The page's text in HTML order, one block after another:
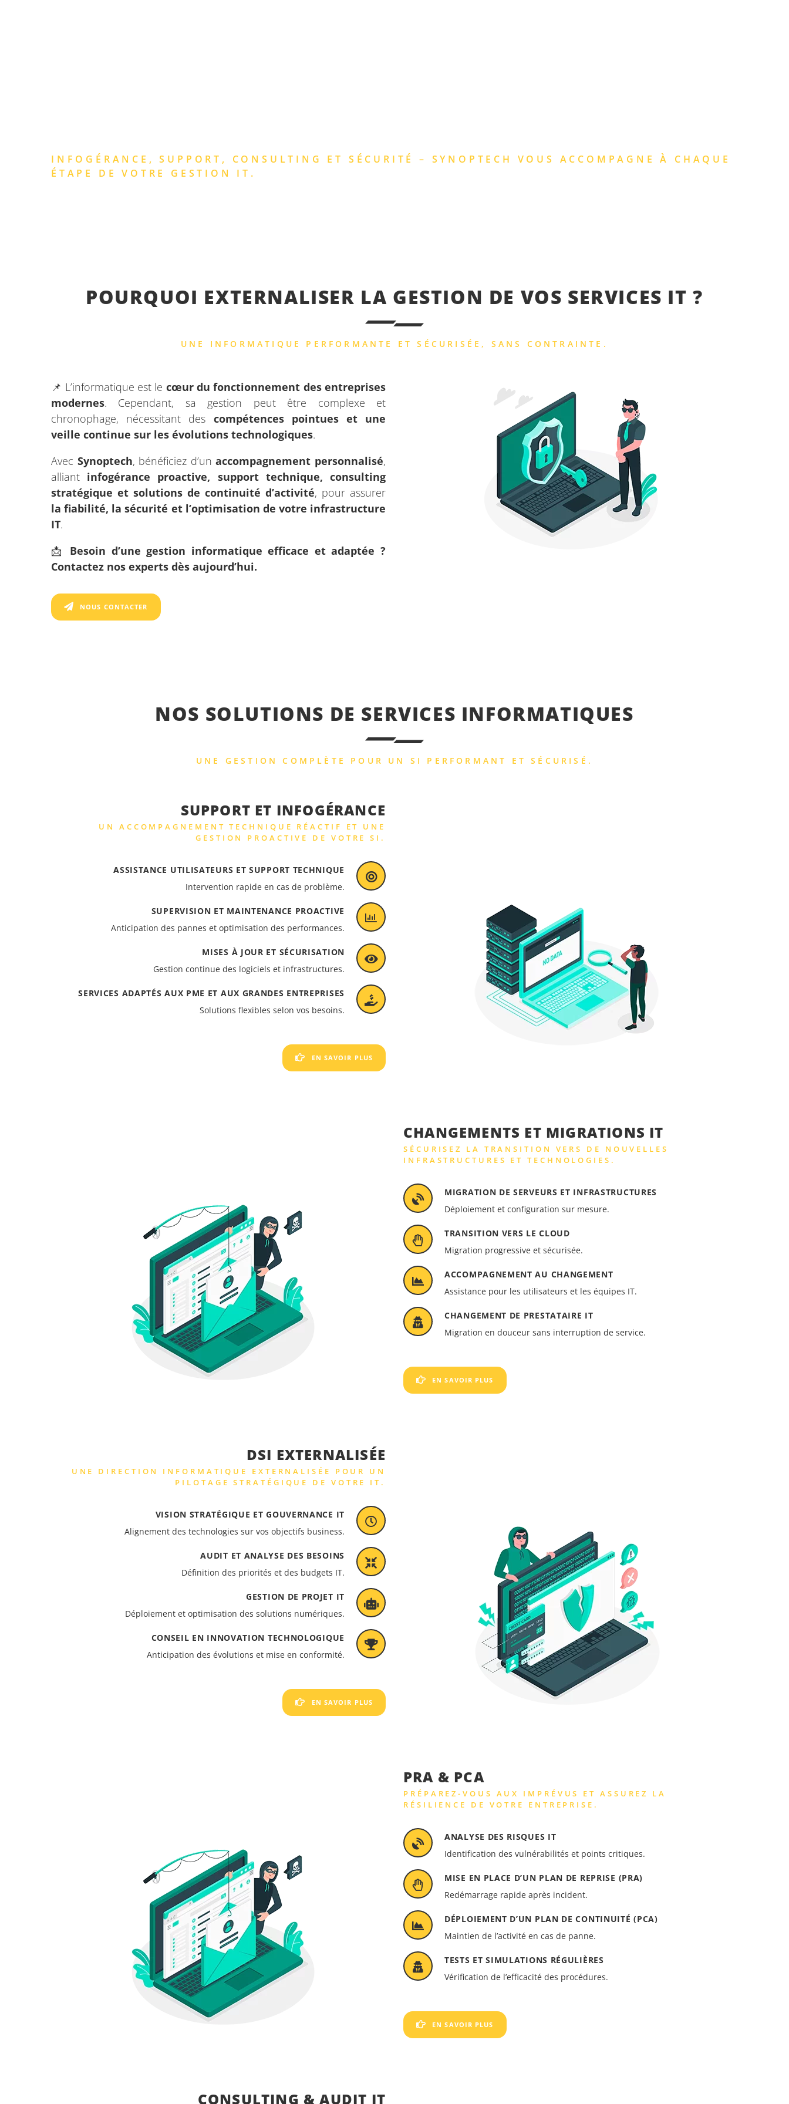
INFOGÉRANCE, SUPPORT, CONSULTING ET SÉCURITÉ – SYNOPTECH VOUS ACCOMPAGNE À CHAQUE
ÉTAPE DE VOTRE GESTION IT.
POURQUOI EXTERNALISER LA GESTION DE VOS SERVICES IT ?
UNE INFORMATIQUE PERFORMANTE ET SÉCURISÉE, SANS CONTRAINTE.
📌 L’informatique est le cœur du fonctionnement des entreprises
modernes. Cependant, sa gestion peut être complexe et
chronophage, nécessitant des compétences pointues et une
veille continue sur les évolutions technologiques.
Avec Synoptech, bénéficiez d’unaccompagnement personnalisé,
alliant infogérance proactive, support technique, consulting
stratégique et solutions de continuité d’activité, pour assurer
la fiabilité, la sécurité et l’optimisation de votre infrastructure
IT.
📩 Besoin d’une gestion informatique efficace et adaptée ?
Contactez nos experts dès aujourd’hui.
NOUS CONTACTER
NOS SOLUTIONS DE SERVICES INFORMATIQUES
UNE GESTION COMPLÈTE POUR UN SI PERFORMANT ET SÉCURISÉ.
SUPPORT ET INFOGÉRANCE
UN ACCOMPAGNEMENT TECHNIQUE RÉACTIF ET UNE
GESTION PROACTIVE DE VOTRE SI.
ASSISTANCE UTILISATEURS ET SUPPORT TECHNIQUE
Intervention rapide en cas de problème.
SUPERVISION ET MAINTENANCE PROACTIVE
Anticipation des pannes et optimisation des performances.
MISES À JOUR ET SÉCURISATION
Gestion continue des logiciels et infrastructures.
SERVICES ADAPTÉS AUX PME ET AUX GRANDES ENTREPRISES
Solutions flexibles selon vos besoins.
EN SAVOIR PLUS
CHANGEMENTS ET MIGRATIONS IT
SÉCURISEZ LA TRANSITION VERS DE NOUVELLES
INFRASTRUCTURES ET TECHNOLOGIES.
MIGRATION DE SERVEURS ET INFRASTRUCTURES
Déploiement et configuration sur mesure.
TRANSITION VERS LE CLOUD
Migration progressive et sécurisée.
ACCOMPAGNEMENT AU CHANGEMENT
Assistance pour les utilisateurs et les équipes IT.
CHANGEMENT DE PRESTATAIRE IT
Migration en douceur sans interruption de service.
EN SAVOIR PLUS
DSI EXTERNALISÉE
UNE DIRECTION INFORMATIQUE EXTERNALISÉE POUR UN
PILOTAGE STRATÉGIQUE DE VOTRE IT.
VISION STRATÉGIQUE ET GOUVERNANCE IT
Alignement des technologies sur vos objectifs business.
AUDIT ET ANALYSE DES BESOINS
Définition des priorités et des budgets IT.
GESTION DE PROJET IT
Déploiement et optimisation des solutions numériques.
CONSEIL EN INNOVATION TECHNOLOGIQUE
Anticipation des évolutions et mise en conformité.
EN SAVOIR PLUS
PRA & PCA
PRÉPAREZ-VOUS AUX IMPRÉVUS ET ASSUREZ LA
RÉSILIENCE DE VOTRE ENTREPRISE.
ANALYSE DES RISQUES IT
Identification des vulnérabilités et points critiques.
MISE EN PLACE D’UN PLAN DE REPRISE (PRA)
Redémarrage rapide après incident.
DÉPLOIEMENT D’UN PLAN DE CONTINUITÉ (PCA)
Maintien de l’activité en cas de panne.
TESTS ET SIMULATIONS RÉGULIÈRES
Vérification de l’efficacité des procédures.
EN SAVOIR PLUS
CONSULTING & AUDIT IT